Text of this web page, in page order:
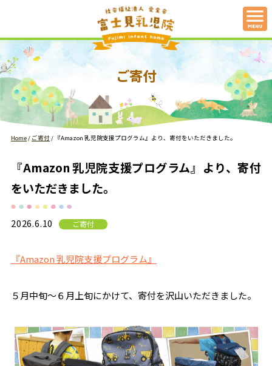
ご寄付
Home/ ご寄付/ 『Amazon 乳児院支援プログラム』より、寄付をいただきました。
『Amazon 乳児院支援プログラム』より、寄付
をいただきました。
2026.6.10 ご寄付
『Amazon 乳児院支援プログラム』
５月中旬～６月上旬にかけて、寄付を沢山いただきました。